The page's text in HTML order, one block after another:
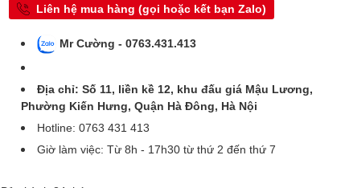
Liên hệ mua hàng (gọi hoặc kết bạn Zalo)
Mr Cường - 0763.431.413
Địa chỉ: Số 11, liền kề 12, khu đấu giá Mậu Lương,
Phường Kiến Hưng, Quận Hà Đông, Hà Nội
Hotline: 0763 431 413
Giờ làm việc: Từ 8h - 17h30 từ thứ 2 đến thứ 7